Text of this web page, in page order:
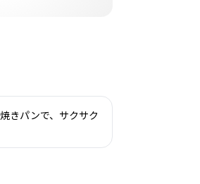
きパンで、サクサク